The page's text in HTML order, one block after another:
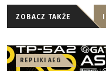
ZOBACZ TAKŻE
REPLIKI AEG